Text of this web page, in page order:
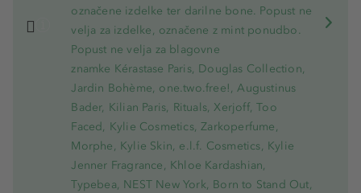
označene izdelke ter darilne bone. Popust ne
velja za izdelke, označene z mint ponudbo.
Popust ne velja za blagovne
znamke Kérastase Paris, Douglas Collection,
Jardin Bohème, one.two.free!, Augustinus
Bader, Kilian Paris, Rituals, Xerjoff, Too
Faced, Kylie Cosmetics, Zarkoperfume,
Morphe, Kylie Skin, e.l.f. Cosmetics, Kylie
Jenner Fragrance, Khloe Kardashian,
Typebea, NEST New York, Born to Stand Out,